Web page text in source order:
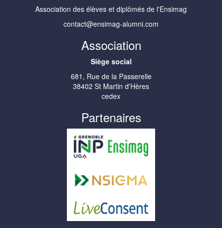
Association des élèves et diplômés de l'Ensimag
contact@ensimag-alumni.com
Association
Siège social
681, Rue de la Passerelle
38402 St Martin d'Hères
cedex
Partenaires